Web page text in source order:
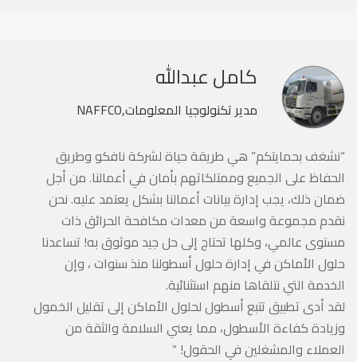
كامل عبدالله
مدير تكنولوجيا المعلومات,NAFFCO
“نشغف بحمايتكم” هي طريقة حياة لشركة نافكو وطريق
الحفاظ على الجميع وممتلكاتهم بأمان في أعمالنا. من أجل
ضمان ذلك، يجب إدارة بيانات أعمالنا بشكل يعتمد عليه. نحن
نقدم مجموعة واسعة من معدات مكافحة الحرائق ذات
مستوى عالمي، وكلها تحتاج إلى حل جيد موثوق به! تساعدنا
حلول الأماكن في إدارة حلول أسطولنا منذ سنوات ، وإن
الخدمة التي نتلقاها منهم استثنائية.
لقد أدى تطبيق تتبع أسطول لحلول الأماكن إلى تقليل الخمول
وزيادة كفاءة الأسطول، مما يعني السلامة والثقة من
العملاء والمشغلين في الحقول! “